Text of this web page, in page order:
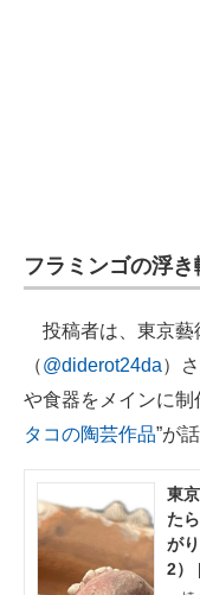
フラミンゴの浮
投稿者は、東京藝
（@diderot24da）
や食器をメインに制
タコの陶芸作品”が
東
た
が
2）